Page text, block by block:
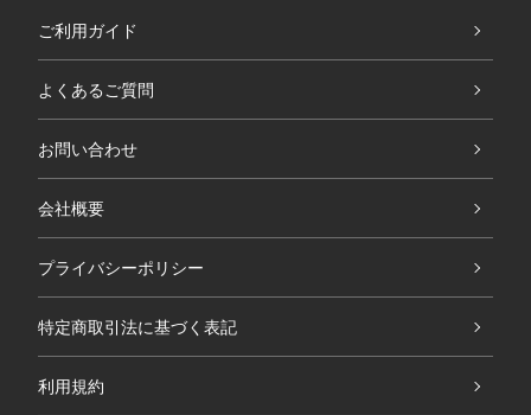
ご利用ガイド
よくあるご質問
お問い合わせ
会社概要
プライバシーポリシー
特定商取引法に基づく表記
利用規約